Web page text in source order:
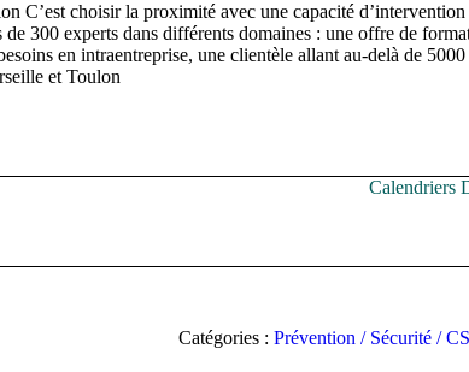
choisir la proximité avec une capacité d’intervention
300 experts dans différents domaines : une offre de
en intraentreprise, une clientèle allant au-delà de
et Toulon
Calendriers
Catégories : Prévention / Sécurité /